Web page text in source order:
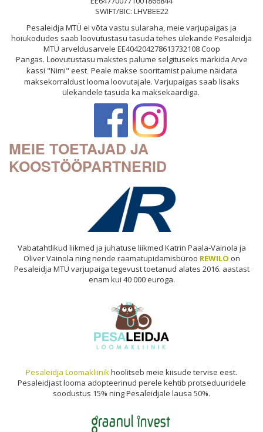
SWIFT/BIC: LHVBEE22
Pesaleidja MTÜ ei võta vastu sularaha, meie varjupaigas ja
hoiukodudes saab loovutustasu tasuda tehes ülekande Pesaleidja
MTÜ arveldusarvele EE404204278613732108 Coop
Pangas. Loovutustasu makstes palume selgituseks märkida Arve
kassi "Nimi" eest. Peale makse sooritamist palume näidata
maksekorraldust looma loovutajale. Varjupaigas saab lisaks
ülekandele tasuda ka maksekaardiga.
MEIE TOETAJAD JA
KOOSTÖÖPARTNERID
Vabatahtlikud liikmed ja juhatuse liikmed Katrin Paala-Vainola ja
Oliver Vainola ning nende raamatupidamisbüroo REWILO on
Pesaleidja MTÜ varjupaiga tegevust toetanud alates 2016. aastast
enam kui 40 000 euroga.
Pesaleidja Loomakliinikhoolitseb meie kiisude tervise eest.
Pesaleidjast looma adopteerinud perele kehtib protseduuridele
soodustus 15% ning Pesaleidjale lausa 50%.